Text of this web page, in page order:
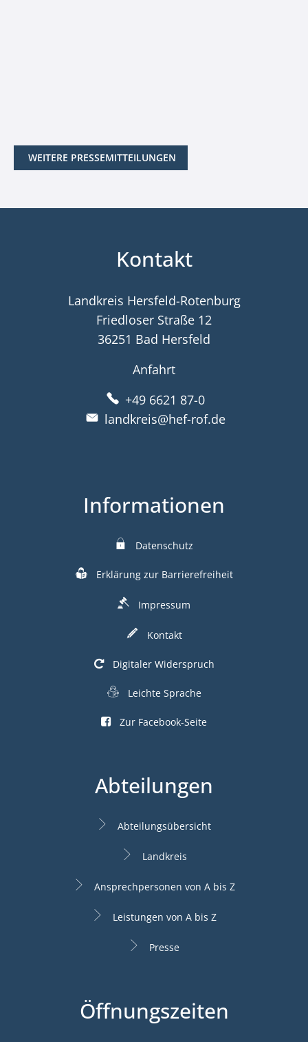
WEITERE PRESSEMITTEILUNGEN
Kontakt
Landkreis Hersfeld-Rotenburg
Friedloser Straße 12
36251 Bad Hersfeld
Anfahrt
+49 6621 87-0
landkreis@hef-rof.de
Informationen
Datenschutz
Erklärung zur Barrierefreiheit
Impressum
Kontakt
Digitaler Widerspruch
Leichte Sprache
Zur Facebook-Seite
Abteilungen
Abteilungsübersicht
Landkreis
Ansprechpersonen von A bis Z
Leistungen von A bis Z
Presse
Öffnungszeiten